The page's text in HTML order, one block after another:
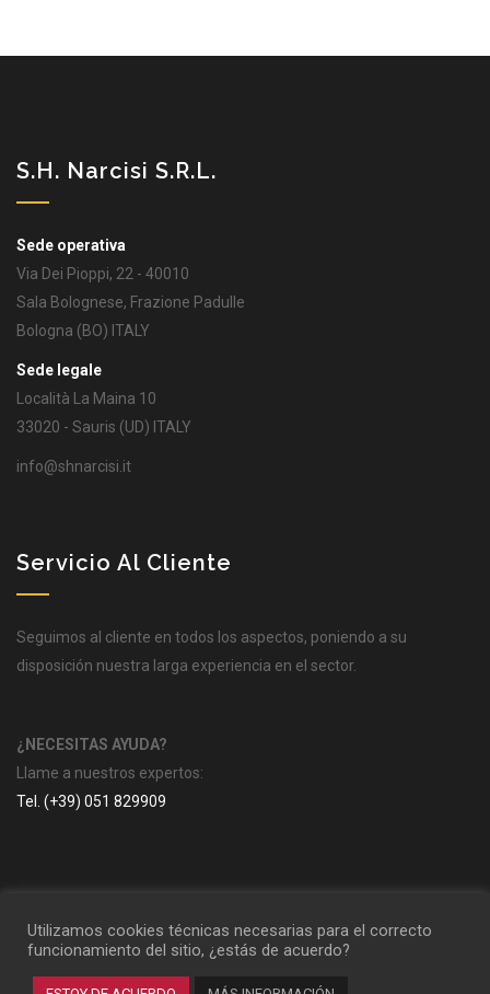
S.H. Narcisi S.r.l.
Sede operativa
Via Dei Pioppi, 22 - 40010
Sala Bolognese, Frazione Padulle
Bologna (BO) ITALY
Sede legale
Località La Maina 10
33020 - Sauris (UD) ITALY
info@shnarcisi.it
Servicio Al Cliente
Seguimos al cliente en todos los aspectos, poniendo a su
disposición nuestra larga experiencia en el sector.
¿NECESITAS AYUDA?
Llame a nuestros expertos:
Tel. (+39) 051 829909
S.H. Narcisi S.r.l. | P.I. 02957990308 - Codice SDI 5RUO82D |
Todos los derechos reservados © | Hecho con amor por
Utilizamos cookies técnicas necesarias para el correcto
funcionamiento del sitio, ¿estás de acuerdo?